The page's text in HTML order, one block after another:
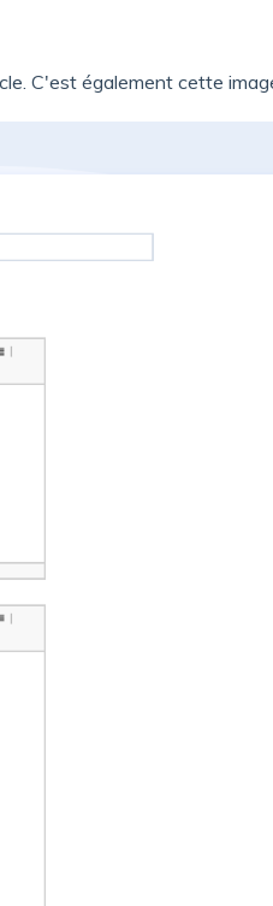
C'est également cette